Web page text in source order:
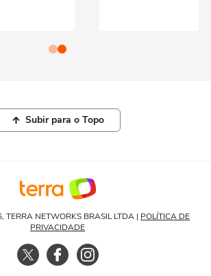
Subir para o Topo
TERRA NETWORKS BRASIL LTDA | POLÍTICA DE
PRIVACIDADE